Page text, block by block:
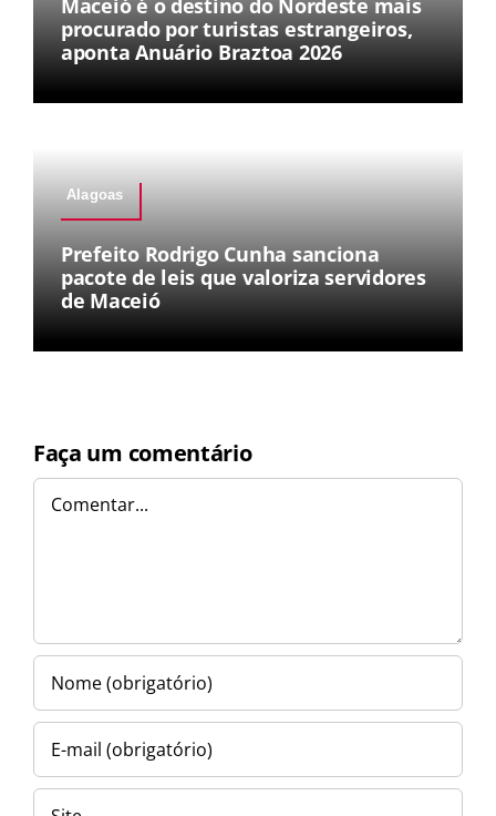
Maceió é o destino do Nordeste mais
procurado por turistas estrangeiros,
aponta Anuário Braztoa 2026
Alagoas
Prefeito Rodrigo Cunha sanciona
pacote de leis que valoriza servidores
de Maceió
Faça um comentário
Comentar